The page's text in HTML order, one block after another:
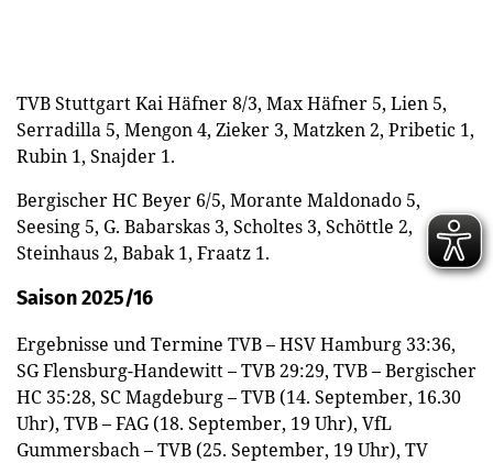
TVB Stuttgart Kai Häfner 8/3, Max Häfner 5, Lien 5,
Serradilla 5, Mengon 4, Zieker 3, Matzken 2, Pribetic 1,
Rubin 1, Snajder 1.
Bergischer HC Beyer 6/5, Morante Maldonado 5,
Seesing 5, G. Babarskas 3, Scholtes 3, Schöttle 2,
Steinhaus 2, Babak 1, Fraatz 1.
Saison 2025/16
Ergebnisse und Termine TVB – HSV Hamburg 33:36,
SG Flensburg-Handewitt – TVB 29:29, TVB – Bergischer
HC 35:28, SC Magdeburg – TVB (14. September, 16.30
Uhr), TVB – FAG (18. September, 19 Uhr), VfL
Gummersbach – TVB (25. September, 19 Uhr), TV